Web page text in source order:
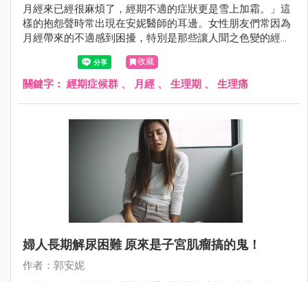
月經來已經很麻煩了，經期不適的症狀更是雪上加霜。」這
樣的抱怨聲時常出現在安妮醫師的耳邊。女性朋友們常因為
月經帶來的不適感到困擾，特別是那些讓人聞之色變的經期
症候群，在年齡介於 20 ~ 40 歲之間更是常見，尤其是在 25
~ 35 歲這個年齡段達到高峰。在這裡，安妮醫師將與大家分
享一些能夠幫助你揮別生理不適、重拾好氣色的建議。
收藏
關鍵字： 經期症候群 、 月經 、 生理期 、 生理痛
婦人長期解尿困難 原來是子宮肌瘤搞的鬼！
作者：郭安妮